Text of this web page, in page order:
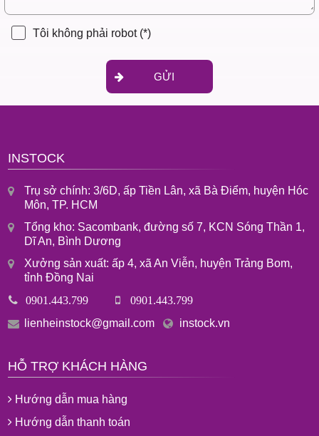
GỬI
Tôi không phải robot (*)
INSTOCK
Trụ sở chính: 3/6D, ấp Tiền Lân, xã Bà Điểm, huyện Hóc
Môn, TP. HCM
Tổng kho: Sacombank, đường số 7, KCN Sóng Thần 1,
Dĩ An, Bình Dương
Xưởng sản xuất: ấp 4, xã An Viễn, huyện Trảng Bom,
tỉnh Đồng Nai
0901.443.799 0901.443.799
lienheinstock@gmail.com instock.vn
HỖ TRỢ KHÁCH HÀNG
Hướng dẫn mua hàng
Hướng dẫn thanh toán